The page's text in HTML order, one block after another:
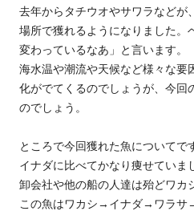
去年からタチウオやサワラなどが
場所で獲れるようになりました。
変わっているなあ」と言います。
海水温や潮流や天候など様々な要
化がでてくるのでしょうが、今回
のでしょう。
ところで今回獲れた魚についてで
イナダに比べてかなり痩せていま
卸会社や他の船の人達は殆どワカ
この魚はワカシ→イナダ→ワラサ